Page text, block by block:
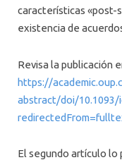
características «post-
existencia de
Revisa la publicación
https://
abstract/doi/10.1093/
El segundo artículo lo